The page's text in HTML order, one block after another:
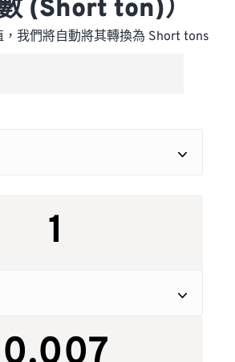
(Short ton)）
我們將自動將其轉換為 Short tons